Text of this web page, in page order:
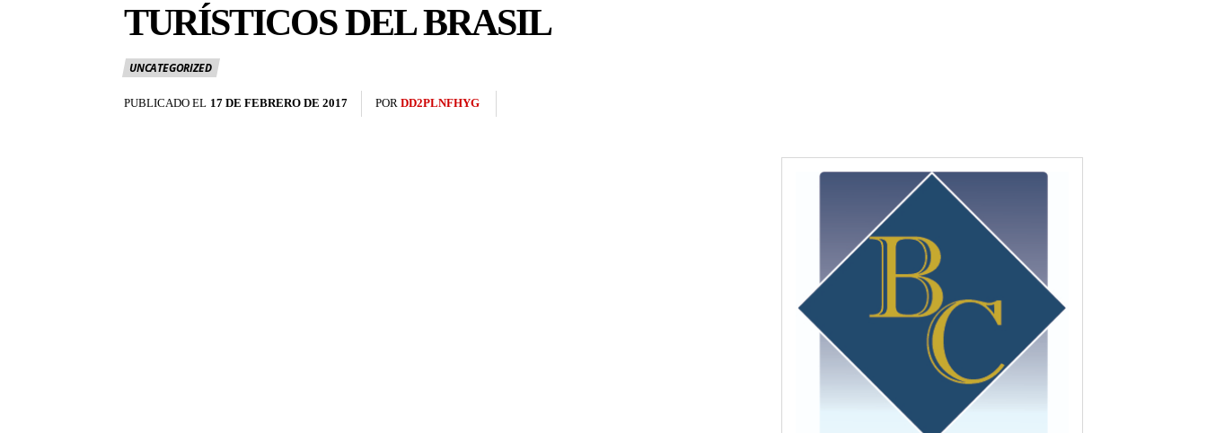
TURÍSTICOS DEL BRASIL
UNCATEGORIZED
PUBLICADO EL 17 DE FEBRERO DE 2017 POR DD2PLNFHYG